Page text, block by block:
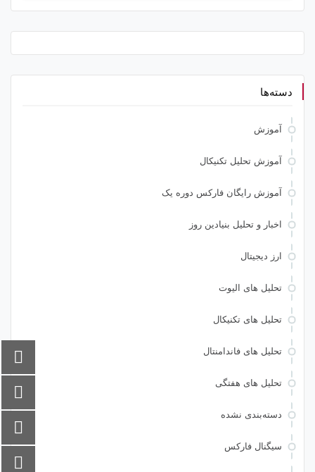
دسته‌ها
آموزش
آموزش تحلیل تکنیکال
آموزش رایگان فارکس دوره یک
اخبار و تحلیل بنیادین روز
ارز دیجیتال
تحلیل های الیوت
تحلیل های تکنیکال
تحلیل های فاندامنتال
تحلیل های هفتگی
دسته‌بندی نشده
سیگنال فارکس